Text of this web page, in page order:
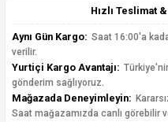
Hızlı Teslimat
Aynı Gün Kargo: Saat 16:00'a
verilir.
Yurtiçi Kargo Avantajı:
gönderim sağlıyoruz.
Mağazada Deneyimleyin:
Saat mağazamızda canlı görebilir